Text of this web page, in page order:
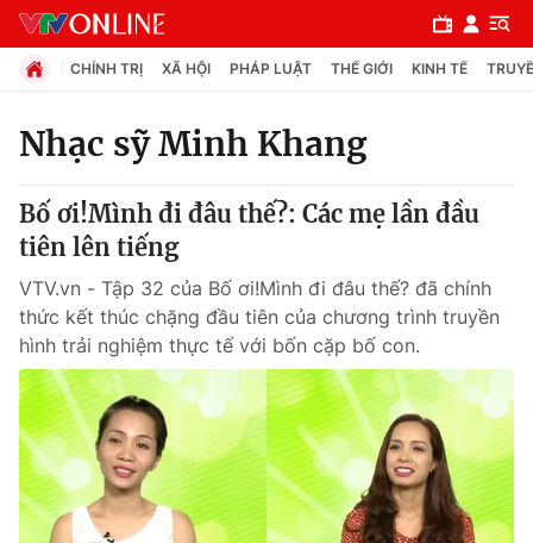
Chuyên mục
Chính trị
Xã hội
Pháp luật
Y tế
Thế giới
CHÍNH TRỊ XÃ HỘI PHÁP LUẬT THẾ GIỚI KINH TẾ
Nhạc sỹ Minh Khang
Bố ơi!Mình đi đâu thế?: Các mẹ lần đầu
tiên lên tiếng
VTV.vn - Tập 32 của Bố ơi!Mình đi đâu thế? đã chính
thức kết thúc chặng đầu tiên của chương trình truyền
hình trải nghiệm thực tế với bốn cặp bố con.